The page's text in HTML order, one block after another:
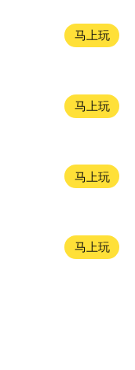
马上玩
马上玩
马上玩
马上玩